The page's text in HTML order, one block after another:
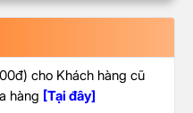
cho Khách hàng cũ
hàng [Tại đây]